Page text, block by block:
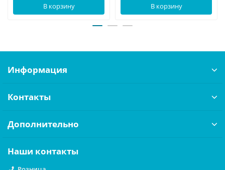
В корзину В корзину
Информация
Контакты
Дополнительно
Наши контакты